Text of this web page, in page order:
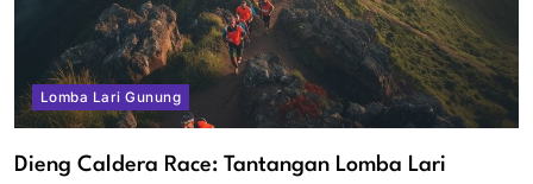
Lomba Lari Gunung
Dieng Caldera Race: Tantangan Lomba Lari